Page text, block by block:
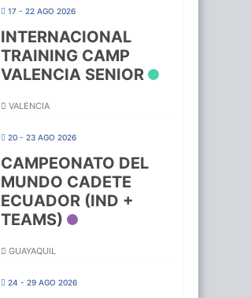
17 - 22 AGO 2026
INTERNACIONAL
TRAINING CAMP
VALENCIA SENIOR
VALENCIA
20 - 23 AGO 2026
CAMPEONATO DEL
MUNDO CADETE
ECUADOR (IND +
TEAMS)
GUAYAQUIL
24 - 29 AGO 2026